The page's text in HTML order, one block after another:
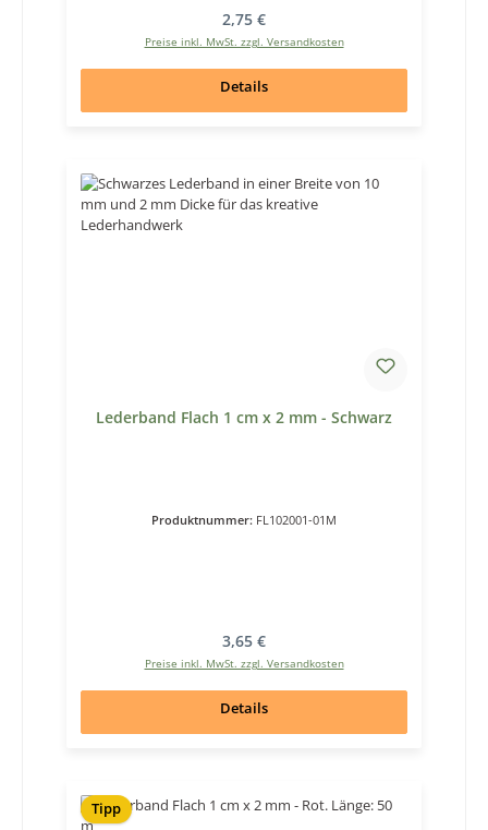
Regulärer Preis:
2,75 €
Preise inkl. MwSt. zzgl. Versandkosten
Details
Lederband Flach 1 cm x 2 mm - Schwarz
Produktnummer: FL102001-01M
Regulärer Preis:
3,65 €
Preise inkl. MwSt. zzgl. Versandkosten
Details
Tipp